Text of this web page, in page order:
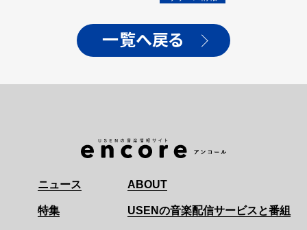
一覧へ戻る
ニュース
特集
ABOUT
USENの音楽配信サービスと番組